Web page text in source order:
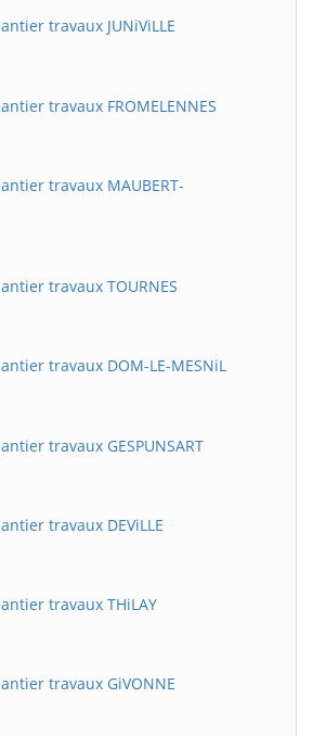
travaux JUNiViLLE
travaux FROMELENNES
travaux MAUBERT-
travaux TOURNES
travaux DOM-LE-MESNiL
travaux GESPUNSART
travaux DEViLLE
travaux THiLAY
travaux GiVONNE